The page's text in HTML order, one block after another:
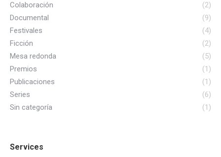
Colaboración
(2)
Documental
(9)
Festivales
(4)
Ficción
(2)
Mesa redonda
(5)
Premios
(1)
Publicaciones
(1)
Series
(6)
Sin categoría
(1)
Services